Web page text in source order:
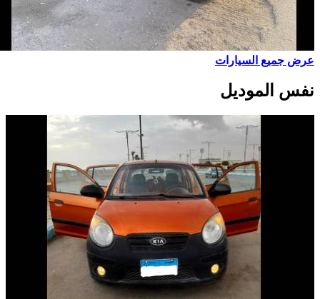
عرض جميع السيارات
نفس الموديل